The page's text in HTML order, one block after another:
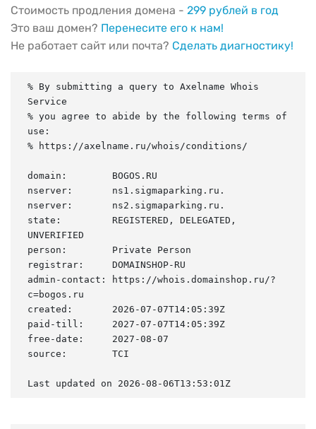
Стоимость продления домена - 299 рублей в год
Это ваш домен? Перенесите его к нам!
Не работает сайт или почта? Сделать диагностику!
% By submitting a query to Axelname Whois
Service
% you agree to abide by the following terms of
use:
% https://axelname.ru/whois/conditions/
domain:        BOGOS.RU
nserver:       ns1.sigmaparking.ru.
nserver:       ns2.sigmaparking.ru.
state:         REGISTERED, DELEGATED,
UNVERIFIED
person:        Private Person
registrar:     DOMAINSHOP-RU
admin-contact: https://whois.domainshop.ru/?
c=bogos.ru
created:       2026-07-07T14:05:39Z
paid-till:     2027-07-07T14:05:39Z
free-date:     2027-08-07
source:        TCI
Last updated on 2026-08-06T13:53:01Z